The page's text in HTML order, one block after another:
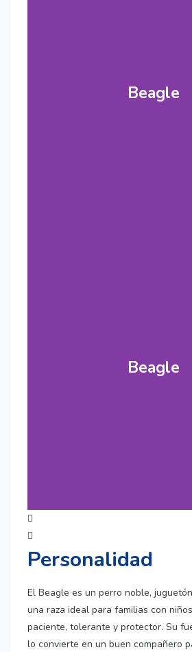
Beagle
Beagle
Personalidad
El Beagle es un perro noble,
una raza ideal para familias con
paciente, tolerante y protector. Su
lo convierte en un buen compañero